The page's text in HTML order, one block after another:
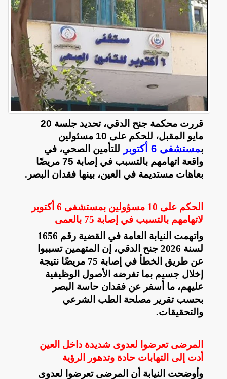
قررت محكمة جنح الدقي، تحديد جلسة 20
مايو المقبل، للحكم على 10 مسئولين
بمستشفى 6 أكتوبر
للتأمين الصحي، في
واقعة اتهامهم بالتسبب في إصابة 75 مريضًا
بعاهات مستديمة في العين، بينها فقدان البصر .
الحكم على 10 مسؤولين بمستشفى 6 أكتوبر
لاتهامهم بالتسبب في إصابة 75 بالعمى
واتهمت النيابة العامة في القضية رقم 1656
لسنة 2026 جنح الدقي، إن المتهمين تسببوا
عن طريق الخطأ في إصابة 75 مريضًا نتيجة
إخلال جسيم بما تفرضه الأصول الوظيفية
عليهم، ما أسفر عن فقدان حاسة البصر
بحسب تقرير مصلحة الطب الشرعي
والتحقيقات.
المرضى تعرضوا لعدوى شديدة داخل العين
أدت إلى التهابات حادة وتدهور الرؤية
وأوضحت النيابة أن المرضى تعرضوا لعدوى